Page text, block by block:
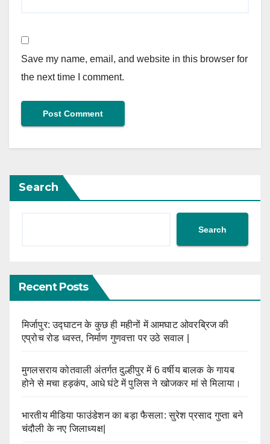
Save my name, email, and website in this browser for
the next time I comment.
Search
Search
Recent Posts
मिर्जापुर: उद्घाटन के कुछ ही महीनों में आमघाट ओवरब्रिज की
एप्रोच रोड ध्वस्त, निर्माण गुणवत्ता पर उठे सवाल |
मुगलसराय कोतवाली अंतर्गत दुल्हीपुर में 6 वर्षीय बालक के गायब
होने से मचा हड़कंप, आधे घंटे में पुलिस ने खोजकर मां से मिलाया।
भारतीय मीडिया फाउंडेशन का बड़ा फैसला: सुरेश प्रसाद गुप्ता बने
चंदौली के नए जिलाध्यक्ष|